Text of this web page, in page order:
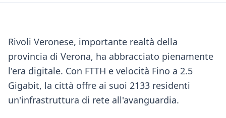
Rivoli Veronese, importante realtà della
provincia di Verona, ha abbracciato pienamente
l'era digitale. Con FTTH e velocità Fino a 2.5
Gigabit, la città offre ai suoi 2133 residenti
un'infrastruttura di rete all'avanguardia.